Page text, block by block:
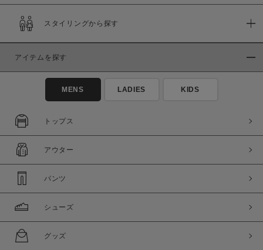
在庫
スタイリングから探す
アイテムを探す
MENS LADIES KIDS
トップス
アウター
パンツ
シューズ
グッズ